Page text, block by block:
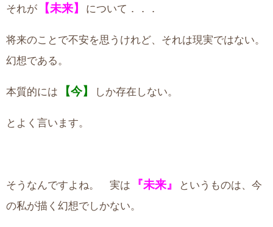
それが 【未来】 について．．．
将来のことで不安を思うけれど、それは現実ではない。
幻想である。
本質的には 【今】 しか存在しない。
とよく言います。
そうなんですよね。 実は 『未来』
というものは、今
の私が描く幻想でしかない。